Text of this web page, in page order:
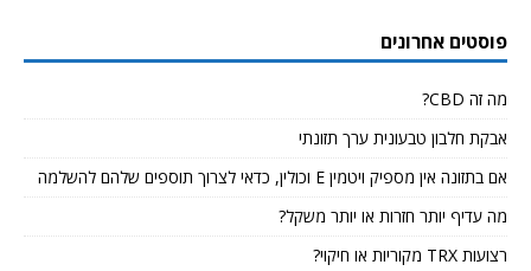
פוסטים אחרונים
מה זה CBD?
אבקת חלבון טבעונית ערך תזונתי
אם בתזונה אין מספיק ויטמין E וכולין, כדאי לצרוך תוספים שלהם להשלמה
מה עדיף יותר חזרות או יותר משקל?
רצועות TRX מקוריות או חיקוי?